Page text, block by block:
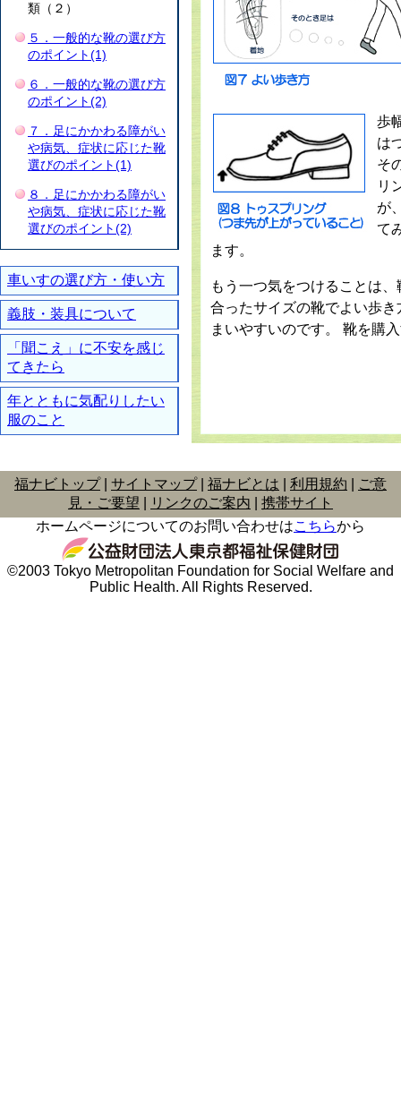
類（２）
５．一般的な靴の選び方
のポイント(1)
６．一般的な靴の選び方
のポイント(2)
７．足にかかわる障がい
や病気、症状に応じた靴
選びのポイント(1)
８．足にかかわる障がい
や病気、症状に応じた靴
選びのポイント(2)
車いすの選び方・使い方
義肢・装具について
「聞こえ」に不安を感じ
てきたら
年とともに気配りしたい
服のこと
歩
は
そ
リ
が
て
ます。
もう一つ気をつけることは
合ったサイズの靴でよい歩
まいやすいのです。 靴を購
福ナビトップ サイトマップ 福ナビとは 利用規約
ご意
見・ご要望
リンクのご案内
携帯サイト
ホームページについてのお問い合わせはこちらから
©2003 Tokyo Metropolitan Foundation for Social Welfare and
Public Health. All Rights Reserved.